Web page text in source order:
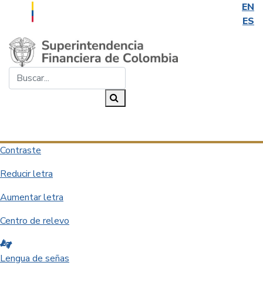
EN
ES
Saltar al contenido principal
Contraste
Reducir letra
Aumentar letra
Centro de relevo
Lengua de señas